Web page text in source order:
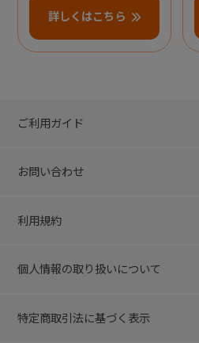
詳しくはこちら
ご利用ガイド
お問い合わせ
利用規約
個人情報の取り扱いについて
特定商取引法に基づく表示